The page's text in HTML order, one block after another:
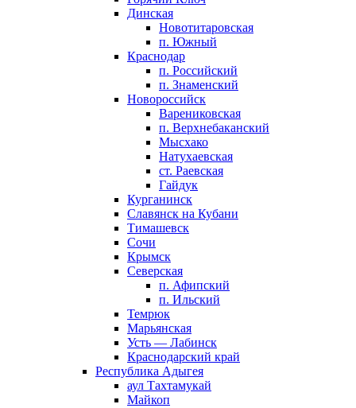
Динская
Новотитаровская
п. Южный
Краснодар
п. Российский
п. Знаменский
Новороссийск
Варениковская
п. Верхнебаканский
Мысхако
Натухаевская
ст. Раевская
Гайдук
Курганинск
Славянск на Кубани
Тимашевск
Сочи
Крымск
Северская
п. Афипский
п. Ильский
Темрюк
Марьянская
Усть — Лабинск
Краснодарский край
Республика Адыгея
аул Тахтамукай
Майкоп